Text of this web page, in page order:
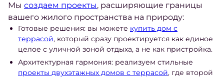
Мы создаем проекты, расширяющие границы
вашего жилого пространства на природу:
Готовые решения: вы можете купить дом с
террасой, который сразу проектируется как единое
целое с уличной зоной отдыха, а не как пристройка.
Архитектурная гармония: реализуем стильные
проекты двухэтажных домов с террасой, где второй